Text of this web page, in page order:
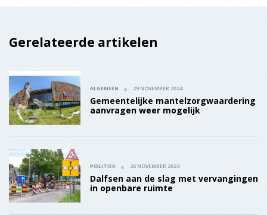
Maurits von Martels vermaakt
bezoekers VerhalenCafé
De Dalfser Marskramer
Verschijnt iedere dinsdag in een oplage van 22.900 exemplaren